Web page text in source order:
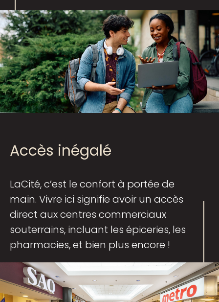
Accès inégalé
LaCité, c’est le confort à portée de
main. Vivre ici signifie avoir un accès
direct aux centres commerciaux
souterrains, incluant les épiceries, les
pharmacies, et bien plus encore !